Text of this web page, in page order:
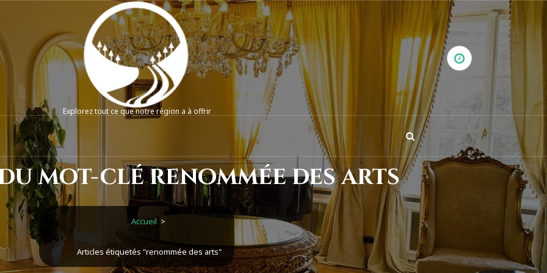
Explorez tout ce que notre région a à offrir
mot-clé renommée des arts
Accueil >
Articles étiquetés "renommée des arts"